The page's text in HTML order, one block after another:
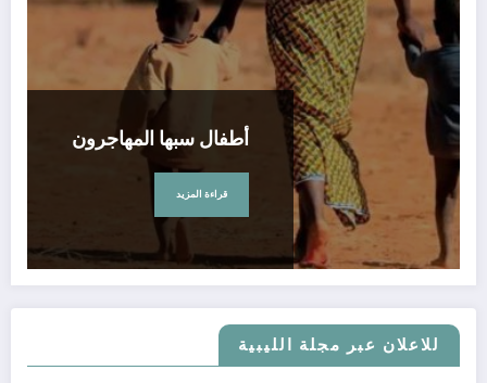
للاعلان عبر مجلة الليبية
أطفال سبها المهاجرون
قراءة المزيد